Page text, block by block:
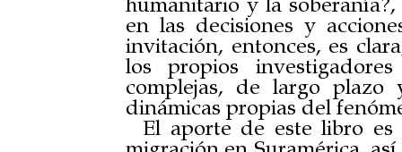
humanitario y la
en las decisiones y
invitación, entonces, es
los propios
complejas, de largo
dinámicas propias del
El aporte de este libro es